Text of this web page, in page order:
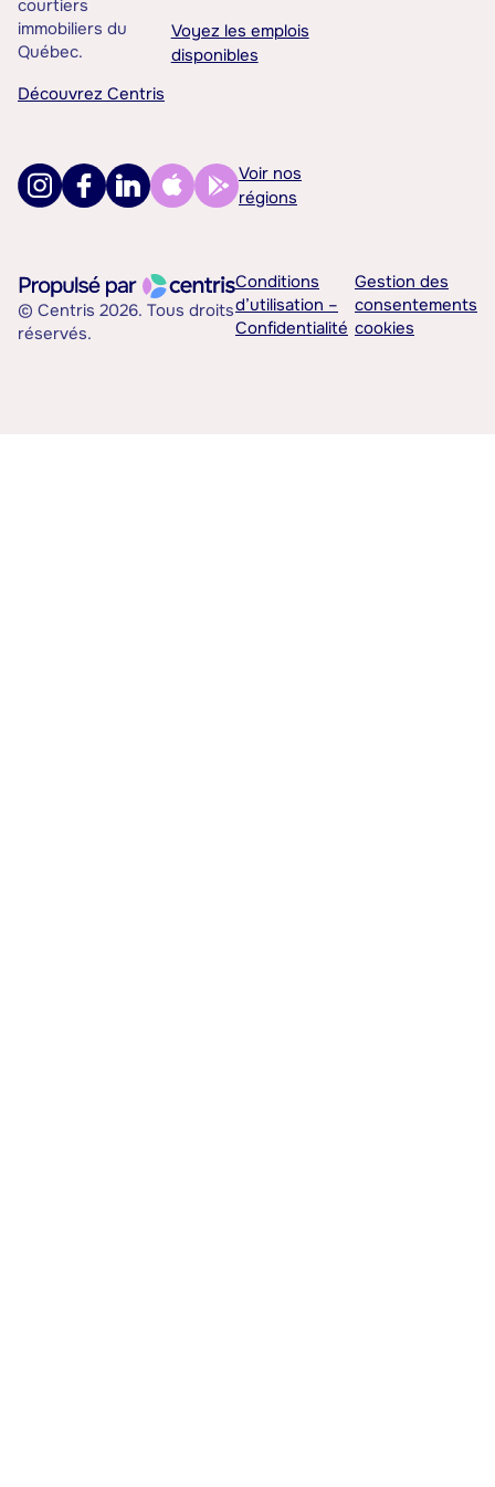
courtiers
immobiliers du
Québec.
Découvrez Centris
Voyez les emplois
disponibles
Voir nos
régions
© Centris 2026. Tous droits
réservés.
Conditions
d’utilisation –
Confidentialité
Gestion des
consentements
cookies